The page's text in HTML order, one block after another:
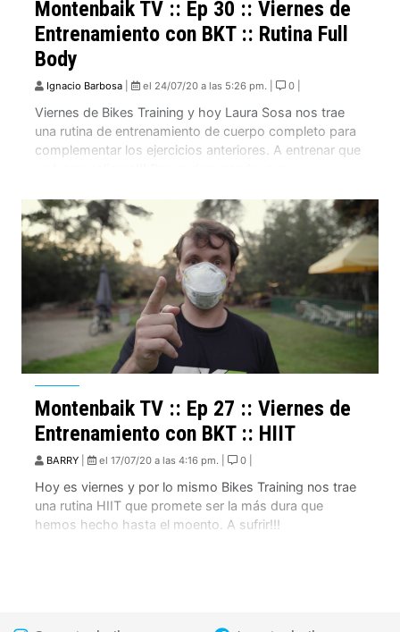
Montenbaik TV :: Ep 30 :: Viernes de
Entrenamiento con BKT :: Rutina Full
Body
Ignacio Barbosa el 24/07/20 a las 5:26 pm. | 0 |
Viernes de Bikes Training y hoy Laura Sosa nos trae
una rutina de entrenamiento de cuerpo completo para
complementar los ejercicios anteriores. A entrenar que
Montenbaik TV :: Ep 27 :: Viernes de
Entrenamiento con BKT :: HIIT
BARRY el 17/07/20 a las 4:16 pm. | 0 |
Hoy es viernes y por lo mismo Bikes Training nos trae
una rutina HIIT que promete ser la más dura que
hemos hecho hasta el moento. A sufrir!!!